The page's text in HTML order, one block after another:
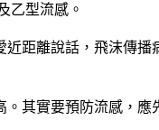
乙型流感。
距離說話，飛沫傳
其實要預防流感，